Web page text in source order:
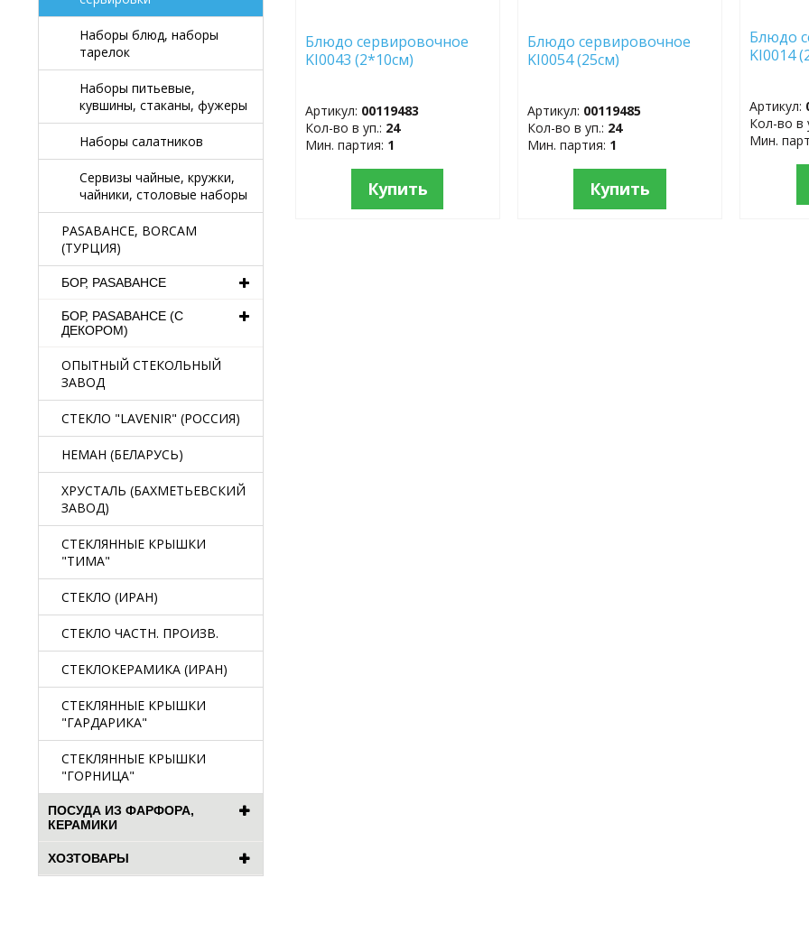
Наборы блюд, наборы
тарелок
Наборы питьевые,
кувшины, стаканы, фужеры
Наборы салатников
Сервизы чайные, кружки,
чайники, столовые наборы
PASABAHCE, BORCAM
(ТУРЦИЯ)
БОР, PASABAHCE
БОР, PASABAHCE (С
ДЕКОРОМ)
ОПЫТНЫЙ СТЕКОЛЬНЫЙ
ЗАВОД
СТЕКЛО "LAVENIR" (РОССИЯ)
НЕМАН (БЕЛАРУСЬ)
ХРУСТАЛЬ (БАХМЕТЬЕВСКИЙ
ЗАВОД)
СТЕКЛЯННЫЕ КРЫШКИ
"ТИМА"
СТЕКЛО (ИРАН)
СТЕКЛО ЧАСТН. ПРОИЗВ.
СТЕКЛОКЕРАМИКА (ИРАН)
СТЕКЛЯННЫЕ КРЫШКИ
"ГАРДАРИКА"
СТЕКЛЯННЫЕ КРЫШКИ
"ГОРНИЦА"
ПОСУДА ИЗ ФАРФОРА,
КЕРАМИКИ
ХОЗТОВАРЫ
Блюдо сервировочное
KI0043 (2*10см)
Артикул: 00119483
Кол-во в уп.: 24
Мин. партия: 1
Купить
Блюдо сервировочное
KI0054 (25см)
Артикул: 00119485
Кол-во в уп.: 24
Мин. партия: 1
Купить
Блюдо
KI0014
Артикул:
Кол-во в
Мин.